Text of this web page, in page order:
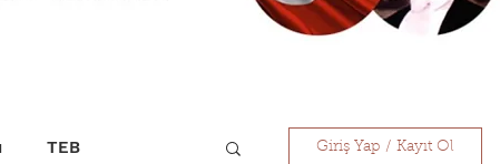
TEB Giriş Yap / Kayıt Ol